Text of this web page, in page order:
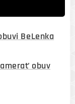
BeLenka
obuv